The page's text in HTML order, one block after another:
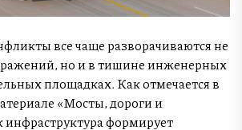
все чаще разворачиваются не
но и в тишине инженерных
площадках. Как отмечается в
«Мосты, дороги и
инфраструктура формирует